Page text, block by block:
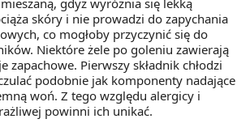
gdyż wyróżnia się lekką
skóry i nie prowadzi do zapychania
co mogłoby przyczynić się do
Niektóre żele po goleniu zawierają
zapachowe. Pierwszy składnik chłodzi
podobnie jak komponenty nadające
woń. Z tego względu alergicy i
powinni ich unikać.